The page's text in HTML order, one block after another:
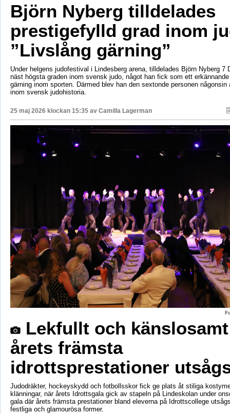
Björn Nyberg tilldelades
prestigefylld grad inom
”Livslång gärning”
Under helgens judofestival i Lindesberg arena, tilldelades Björn Nyberg 7
näst högsta graden inom svensk judo, något han fick som ett
gärning inom sporten. Därmed blev han den sextonde personen
inom svensk judohistoria.
25 maj 2026 klockan 15:35 av Camilla Lagerman
Lekfullt och
årets främsta
idrottsprestationer
Judodräkter, hockeyskydd och fotbollsskor fick ge plats åt stiliga
klänningar, när årets Idrottsgala gick av stapeln på Lindeskolan under
gala där årets främsta prestationer bland eleverna på Idrottscollege
festliga och glamourösa former.